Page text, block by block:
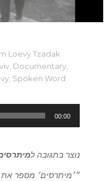
Loevy Tzadak
, Documentary,
Spoken Word
00:00
נוצר בתגובה ל
״׳מיתרסים׳ מספר